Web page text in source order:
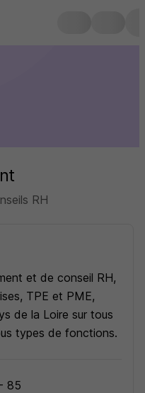
RH
et de conseil RH,
TPE et PME,
de la Loire sur tous
types de fonctions.
85